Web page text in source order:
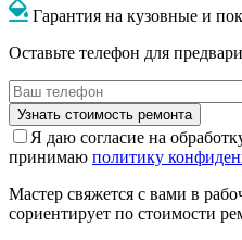
Гарантия на кузовные и
Оставьте телефон для
Я даю согласие на
принимаю политику
Мастер свяжется с вами в
сориентирует по стоимости